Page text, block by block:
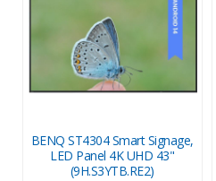
BENQ ST4304 Smart Signage,
LED Panel 4K UHD 43"
(9H.S3YTB.RE2)